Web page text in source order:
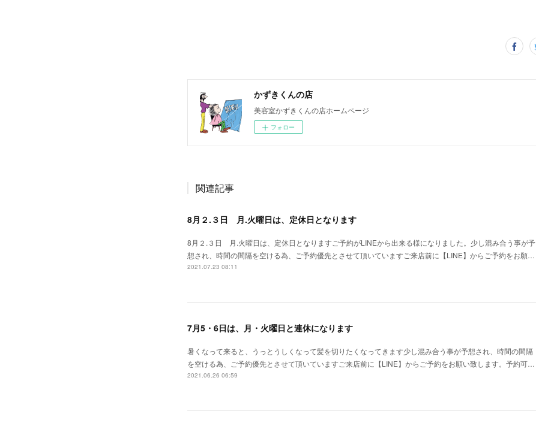
かずきくんの店
美容室かずきくんの店ホームページ
フォロー
関連記事
8月２.３日 月.火曜日は、定休日となります
8月２.３日 月.火曜日は、定休日となりますご予約がLINEから出来る様になりました。少し混み合う事が予
想され、時間の間隔を空ける為、ご予約優先とさせて頂いていますご来店前に【LINE】からご予約をお願…
2021.07.23 08:11
7月5・6日は、月・火曜日と連休になります
暑くなって来ると、うっとうしくなって髪を切りたくなってきます少し混み合う事が予想され、時間の間隔
を空ける為、ご予約優先とさせて頂いていますご来店前に【LINE】からご予約をお願い致します。予約可…
2021.06.26 06:59